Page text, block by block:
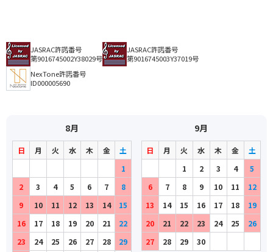
JASRAC許諾番号
第9016745002Y38029号
JASRAC許諾番号
第9016745003Y37019号
NexTone許諾番号
ID000005690
8月
日 月 火 水 木 金
土
1
2
3 4 5 6 7
8
9
10 11 12 13 14
15
16
17 18 19 20 21
22
23
24 25 26 27 28 29
9月
日 月 火 水 木 金
土
1
2 3 4
5
6
7 8 9 10 11
12
13
14 15 16 17 18
19
20
21 22 23 24 25
26
27
28 29 30